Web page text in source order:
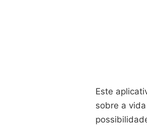
Este
sobre a